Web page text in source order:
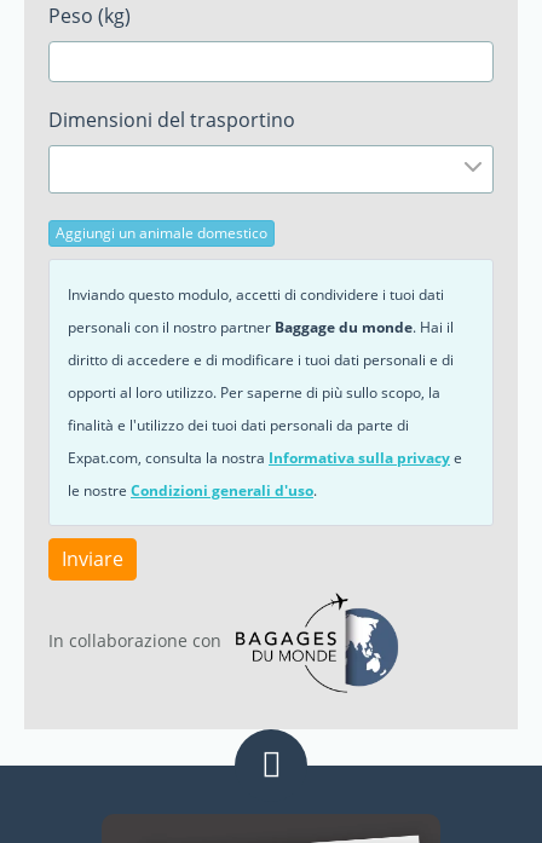
Peso (kg)
Dimensioni del trasportino
Aggiungi un animale domestico
Inviando questo modulo, accetti di condividere i tuoi dati
personali con il nostro partner Baggage du monde. Hai il
diritto di accedere e di modificare i tuoi dati personali e di
opporti al loro utilizzo. Per saperne di più sullo scopo, la
finalità e l'utilizzo dei tuoi dati personali da parte di
Expat.com, consulta la nostra Informativa sulla privacye
le nostre Condizioni generali d'uso.
Inviare
In collaborazione con